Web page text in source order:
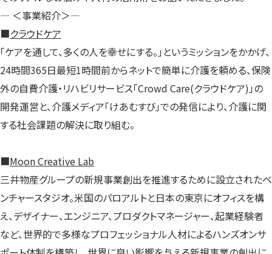
— ＜事業紹介＞—
■クラウドケア
「ケアを通して、多くの人を幸せにする。」というミッションをかかげ、
24時間365日最短1時間前からネットで簡単に介護を頼める、保険
外の自費介護・リハビリサービス「Crowd Care(クラウドケア)」の
開発運営と、介護メディア「けあむすび」での発信により、介護に関
する社会課題の解決に取り組む。
■Moon Creative Lab
三井物産グループの新規事業創出を推進するために設立されたベ
ンチャースタジオ。米国のパロアルトと日本の東京にオフィスを構
え、デザイナー、エンジニア、プロダクトマネージャー、起業経験者
など、世界的で多様なプロフェッショナル人材によるハンズオンサ